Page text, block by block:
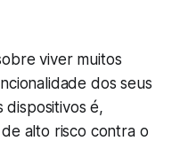
viver muitos
dos seus
dispositivos é,
alto risco contra o